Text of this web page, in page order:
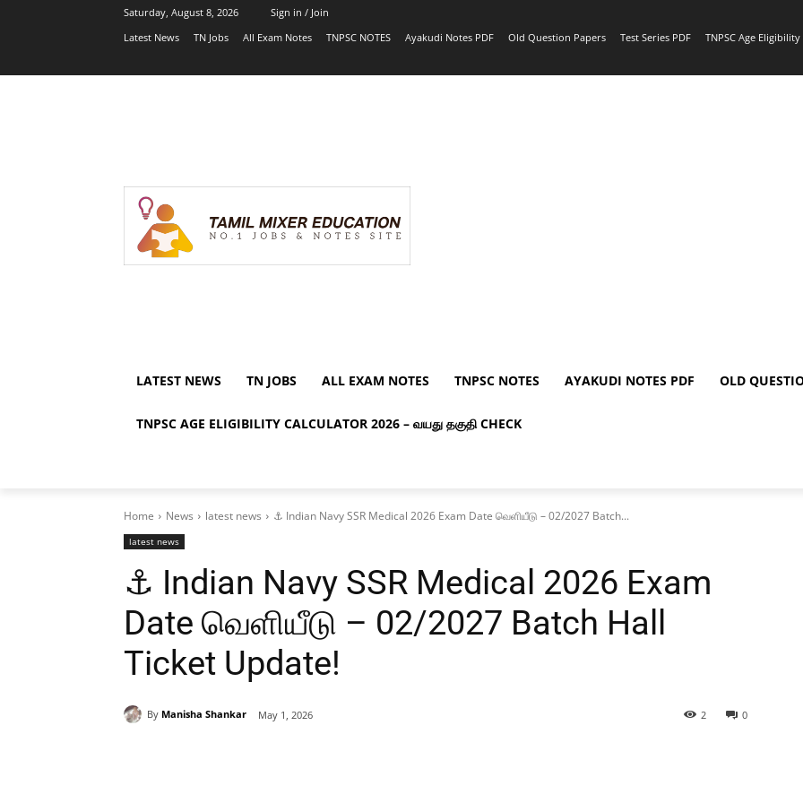
Saturday, August 8, 2026
Sign in / Join
Latest News
TN Jobs All Exam Notes TNPSC NOTES Ayakudi Notes PDF Old Question Papers Test Series PDF TNPSC Age
LATEST NEWS TN JOBS ALL EXAM NOTES TNPSC NOTES AYAKUDI NOTES PDF OLD
TNPSC AGE ELIGIBILITY CALCULATOR 2026 – வயது தகுதி CHECK
Home News latest news ⚓ Indian Navy SSR Medical 2026 Exam Date வெளியீடு – 02/2027 Batch...
latest news
⚓ Indian Navy SSR Medical 2026 Exam
Date வெளியீடு – 02/2027 Batch Hall
Ticket Update!
By Manisha Shankar May 1, 2026 0
2